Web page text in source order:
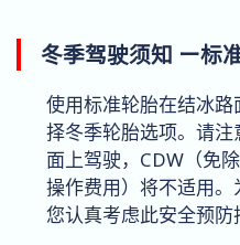
冬季驾驶须知 ー标
使用标准轮胎在结冰
择冬季轮胎选项。请
面上驾驶，CDW（免
操作费用）将不适用
您认真考虑此安全预防